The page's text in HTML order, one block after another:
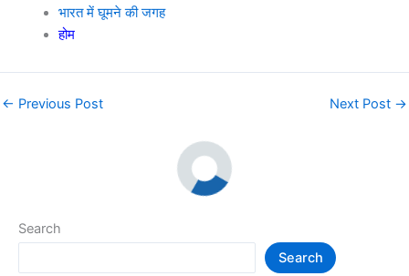
भारत में घूमने की जगह
होम
← Previous Post Next Post →
Search
Search